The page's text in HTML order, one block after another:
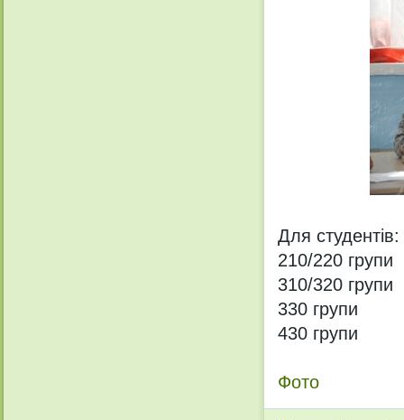
Для студентів:
210/220 групи
310/320 групи
330 групи
430 групи
Фото